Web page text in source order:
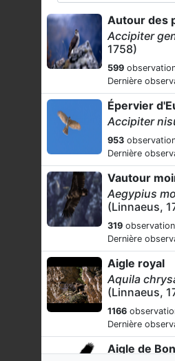
Autour des
Accipiter
1758)
599
Dernière
Épervier
Accipiter
953
Dernière
Vautour
Aegypius
(Linnaeus,
319
Dernière
Aigle royal
Aquila
(Linnaeus,
1166
Dernière
Aigle de